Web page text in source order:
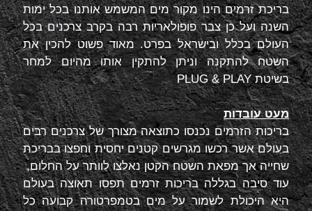
בריכת זרמים הינו מקור מים המשמש אותנו בכל ימות
השנה ועל כן צבר פופולאריות רבה בקרב צרכנים בכל
העולם בכלל ובישראל בפרט. מאוד פשוט להכין את
השטח להתקנה וניתן להתקין אותו מהיום למחר
בשיטתPLUG & PLAY
מעט עובדות
בריכות הזרמים נכנסו כתוצאה מצורך של צרכנים רבים
בעולם אשר רכשו מגרשים קטנים יחסית וחפצו בבריכת
שחייה אך מפאת השטח הקטן נאלצו לוותר על החלום,
עוד סיבה בגללה בריכות זרמים תפסו תאוצה בעולם
היא היכולת לשמור על מים בטמפרטורה קבועה כל